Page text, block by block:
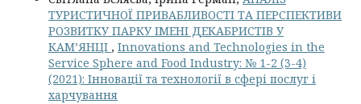
ТУРИСТИЧНОЇ ПРИВАБЛИВОСТІ ТА ПЕРСПЕКТИВИ
РОЗВИТКУ ПАРКУ ІМЕНІ ДЕКАБРИСТІВ У
КАМ’ЯНЦІ , Innovations and Technologies in the
Service Sphere and Food Industry: № 1-2 (3-4)
(2021): Інновації та технології в сфері послуг і
харчування